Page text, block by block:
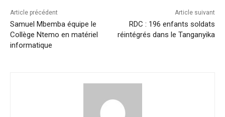
Article précédent
Samuel Mbemba équipe le
Collège Ntemo en matériel
informatique
Article suivant
RDC : 196 enfants soldats
réintégrés dans le Tanganyika